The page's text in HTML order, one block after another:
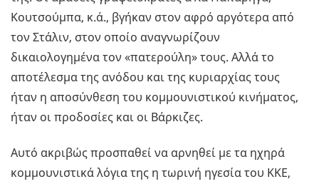
Κουτσούμπα, κ.ά., βγήκαν στον αφρό αργότερα από
τον Στάλιν, στον οποίο αναγνωρίζουν
δικαιολογημένα τον «πατερούλη» τους. Αλλά το
αποτέλεσμα της ανόδου και της κυριαρχίας τους
ήταν η αποσύνθεση του κομμουνιστικού κινήματος,
ήταν οι προδοσίες και οι Βάρκιζες.
Αυτό ακριβώς προσπαθεί να αρνηθεί με τα ηχηρά
κομμουνιστικά λόγια της η τωρινή ηγεσία του ΚΚΕ,